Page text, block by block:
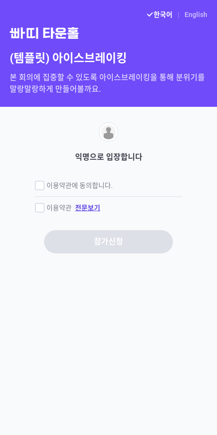
한국어 | English
(템플릿) 아이스브레이킹
본 회의에 집중할 수 있도록 아이스브레이킹을 통해 분위기를
익명으로 입장합니다
이용약관에 동의합니다.
이용약관 전문보기